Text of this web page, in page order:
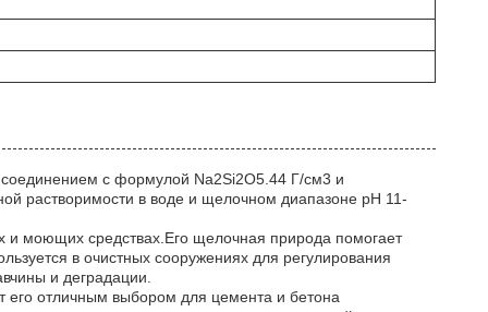
с формулой Na2Si2O5.44 Г/см3 и
растворимости в воде и щелочном диапазоне pH 11-
и моющих средствах.Его щелочная природа помогает
в очистных сооружениях для регулирования
и деградации.
его отличным выбором для цемента и бетона